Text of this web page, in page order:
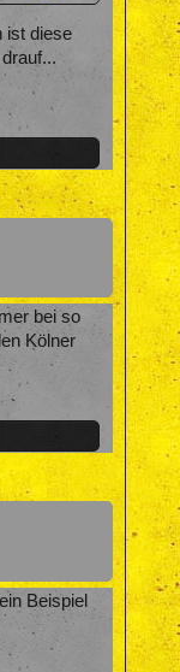
ist diese
bei so
Kölner
Beispiel